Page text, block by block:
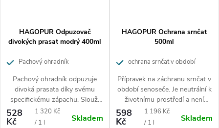
HAGOPUR Odpuzovač
divokých prasat modrý 400ml
Pachový ohradník
Pachový ohradník odpuzuje
divoká prasata díky svému
specifickému zápachu. Slouží
ke snížení škod způsobených
černou zvěří.
528
Kč
Měrná
cena:
1 320 Kč
/ 1 l
Skladem
HAGOPUR Ochrana srnčat
500ml
ochrana srnčat v období
Přípravek na záchranu srnčat v
období senoseče. Je neutrální k
životnímu prostředí a není
toxický. Tento přípravek řeší
spolehlivě problém s
598
Kč
Měrná
cena:
1 196 Kč
/ 1 l
Skladem